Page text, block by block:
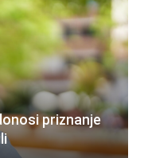
priznanje